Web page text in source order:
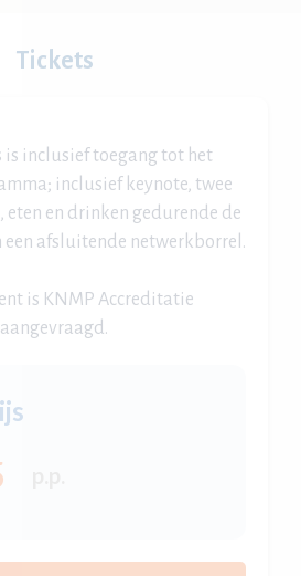
Tickets
is inclusief toegang tot het
inclusief keynote, twee
en drinken gedurende de
een afsluitende netwerkborrel.
is KNMP Accreditatie
aangevraagd.